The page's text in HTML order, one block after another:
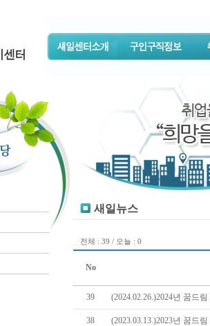
새일뉴스
전체 : 39 / 오늘 : 0
No
39 (2024.02.26.)2024년 꿈드
38 (2023.03.13.)2023년 꿈드